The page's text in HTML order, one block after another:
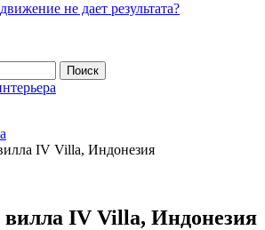
не дает результата?
IV Villa, Индонезия
IV Villa, Индонезия